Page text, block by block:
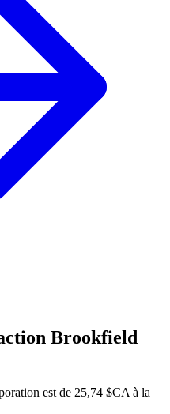
Brookfield
est de 25,74 $CA à la